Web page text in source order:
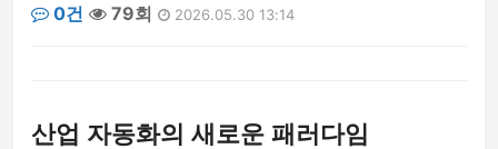
0건
79회 2026.05.30 13:14
산업 자동화의 새로운 패러다임